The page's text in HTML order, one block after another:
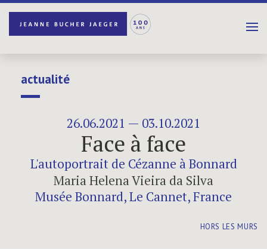
actualité
26.06.2021 — 03.10.2021
Face à face
L'autoportrait de Cézanne à Bonnard
Maria Helena Vieira da Silva
Musée Bonnard, Le Cannet, France
HORS LES MURS